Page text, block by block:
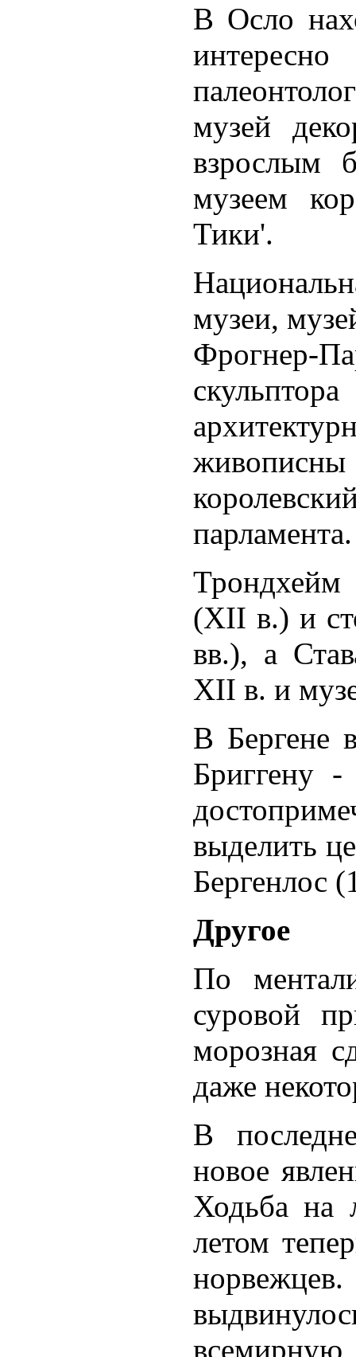
В Осло
музей
взрослым
музеем
Тики'.
музеи,
Фрогнер-
парламента.
Трондхейм
(XII в.) и
вв.), а
XII в. и
В Бергене
Бриггену
выделить
Бергенлос
Другое
По
суровой
морозная
даже
В
новое
Ходьба на
летом
всемирную